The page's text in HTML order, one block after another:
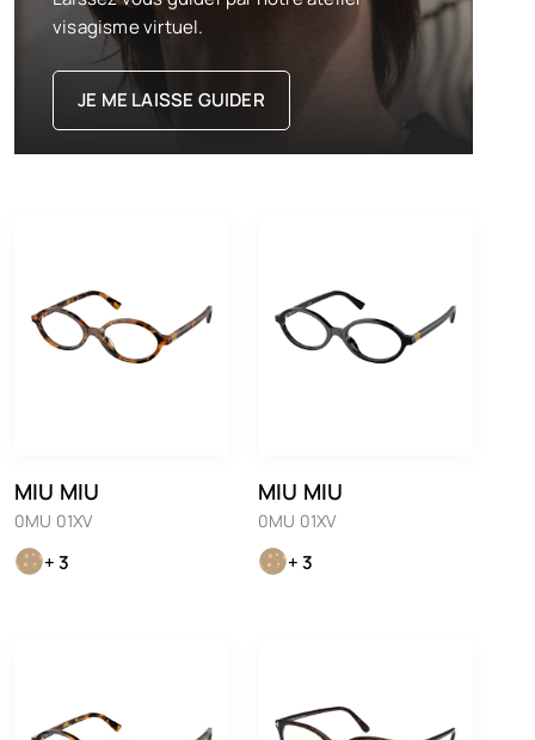
visagisme virtuel.
JE ME LAISSE GUIDER
MIU MIU
0MU 01XV
+ 3
MIU MIU
0MU 01XV
+ 3